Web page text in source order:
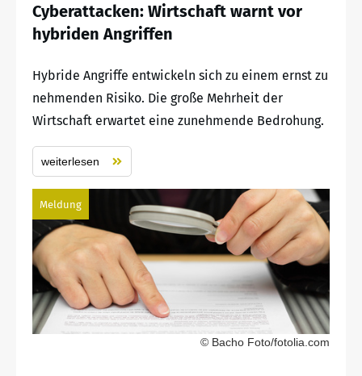
Cyberattacken: Wirtschaft warnt vor
hybriden Angriffen
Hybride Angriffe entwickeln sich zu einem ernst zu
nehmenden Risiko. Die große Mehrheit der
Wirtschaft erwartet eine zunehmende Bedrohung.
weiterlesen
Meldung
© Bacho Foto/fotolia.com